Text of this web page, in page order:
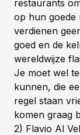
restaurants
op hun goede
verdienen
goed en de
wereldwijze
Je moet wel
kunnen, die
regel staan
komen graag
2) Flavio Al